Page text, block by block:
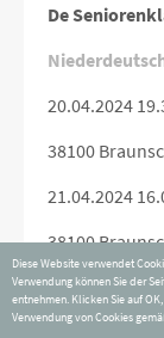
De
20.04.2024
38100
21.04.2024
38100
26.04.2024
38100
Diese Website verwendet
Verwendung können Sie der
entnehmen. Klicken Sie auf
Verwendung von Cookies